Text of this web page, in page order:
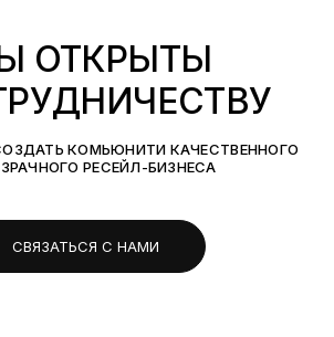
ОТКРЫТЫ
КОМЬЮНИТИ КАЧЕСТВЕННОГО
РЕСЕЙЛ-БИЗНЕСА
СВЯЗАТЬСЯ С НАМИ